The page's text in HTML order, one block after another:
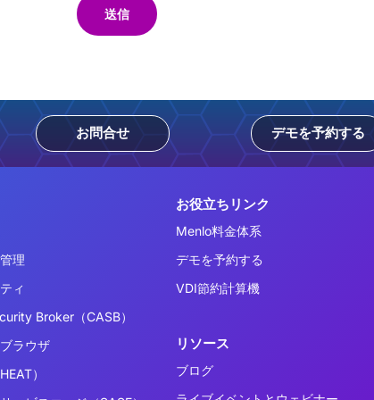
送信
お問合せ デモを予約する
理
ィ
Broker（CASB）
ラウザ
）
お役立ちリンク
Menlo料金体系
デモを予約する
VDI節約計算機
リソース
ブログ